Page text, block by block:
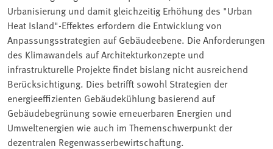
Urbanisierung und damit gleichzeitig Erhöhung des "Urban
Heat Island"-Effektes erfordern die Entwicklung von
Anpassungsstrategien auf Gebäudeebene. Die Anforderungen
des Klimawandels auf Architekturkonzepte und
infrastrukturelle Projekte findet bislang nicht ausreichend
Berücksichtigung. Dies betrifft sowohl Strategien der
energieeffizienten Gebäudekühlung basierend auf
Gebäudebegrünung sowie erneuerbaren Energien und
Umweltenergien wie auch im Themenschwerpunkt der
dezentralen Regenwasserbewirtschaftung.